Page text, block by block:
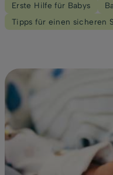
Erste Hilfe für Babys
Tipps für einen sicheren